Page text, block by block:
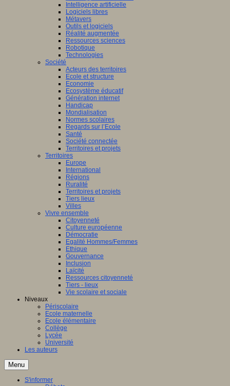
Intelligence artificielle
Logiciels libres
Métavers
Outils et logiciels
Réalité augmentée
Ressources sciences
Robotique
Technologies
Société
Acteurs des territoires
Ecole et structure
Economie
Ecosystème éducatif
Génération internet
Handicap
Mondialisation
Normes scolaires
Regards sur l’Ecole
Santé
Société connectée
Territoires et projets
Territoires
Europe
International
Régions
Ruralité
Territoires et projets
Tiers lieux
Villes
Vivre ensemble
Citoyenneté
Culture européenne
Démocratie
Egalité Hommes/Femmes
Ethique
Gouvernance
Inclusion
Laïcité
Ressources citoyenneté
Tiers - lieux
Vie scolaire et sociale
Niveaux
Périscolaire
Ecole maternelle
Ecole élémentaire
Collège
Lycée
Université
Les auteurs
Menu
S'informer